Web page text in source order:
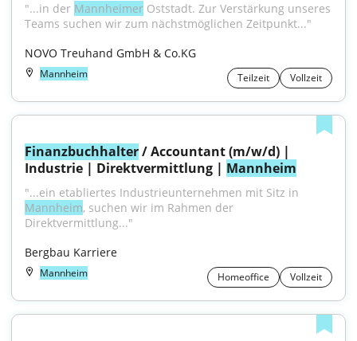
"...in der Mannheimer Oststadt. Zur Verstärkung unseres
Teams suchen wir zum nächstmöglichen Zeitpunkt..."
NOVO Treuhand GmbH & Co.KG
Mannheim Teilzeit Vollzeit
Finanzbuchhalter / Accountant (m/w/d) |
Industrie | Direktvermittlung | Mannheim
Mannheim, suchen wir im Rahmen der
Direktvermittlung..."
Bergbau Karriere
Mannheim Homeoffice Vollzeit